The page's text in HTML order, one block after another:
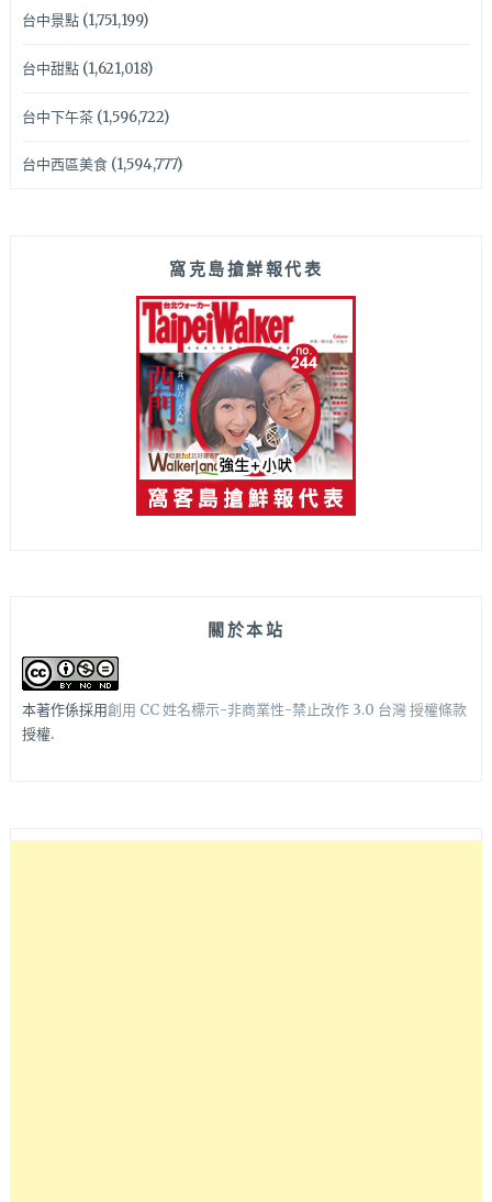
台中景點(1,751,199)
台中甜點(1,621,018)
台中下午茶(1,596,722)
台中西區美食(1,594,777)
窩克島搶鮮報代表
關於本站
本著作係採用創用 CC 姓名標示-非商業性-禁止改作 3.0 台灣 授權條款
授權.